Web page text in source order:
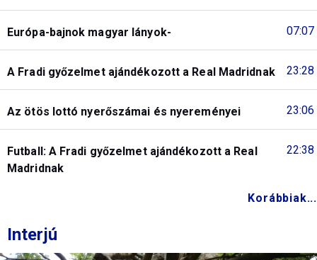
07:07
Európa-bajnok magyar lányok-
23:28
A Fradi győzelmet ajándékozott a Real Madridnak
23:06
Az ötös lottó nyerőszámai és nyereményei
22:38
Futball: A Fradi győzelmet ajándékozott a Real
Madridnak
Korábbiak...
Interjú